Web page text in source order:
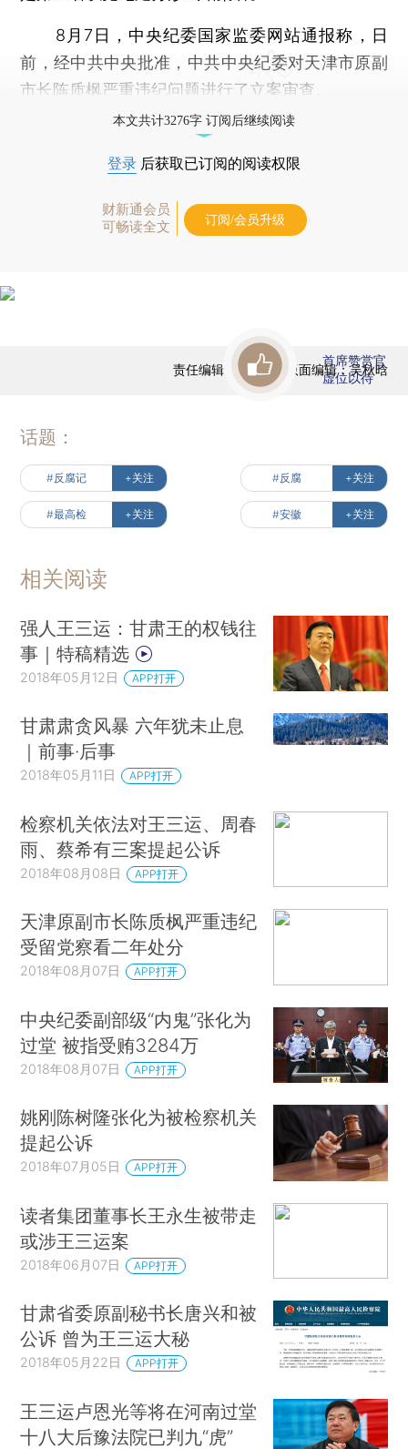
8月7日，中央纪委国家监委网站通报称，日
前，经中共中央批准，中共中央纪委对天津市原副
市长陈质枫严重违纪问题进行了立案审查。
本文共计3276字 订阅后继续阅读
登录 后获取已订阅的阅读权限
财新通会员
可畅读全文
订阅/会员升级
责任编辑：陈宝成 | 版面编辑：吴秋晗
首席赞赏官
虚位以待
话题：
#反腐记 +关注 #反腐 +关注
#最高检 +关注 #安徽 +关注
相关阅读
强人王三运：甘肃王的权钱往
事｜特稿精选
2018年05月12日 APP打开
甘肃肃贪风暴 六年犹未止息
｜前事·后事
2018年05月11日 APP打开
检察机关依法对王三运、周春
雨、蔡希有三案提起公诉
2018年08月08日 APP打开
天津原副市长陈质枫严重违纪
受留党察看二年处分
2018年08月07日 APP打开
中央纪委副部级“内鬼”张化为
过堂 被指受贿3284万
2018年08月07日 APP打开
姚刚陈树隆张化为被检察机关
提起公诉
2018年07月05日 APP打开
读者集团董事长王永生被带走
或涉王三运案
2018年06月07日 APP打开
甘肃省委原副秘书长唐兴和被
公诉 曾为王三运大秘
2018年05月22日 APP打开
王三运卢恩光等将在河南过堂
十八大后豫法院已判九“虎”